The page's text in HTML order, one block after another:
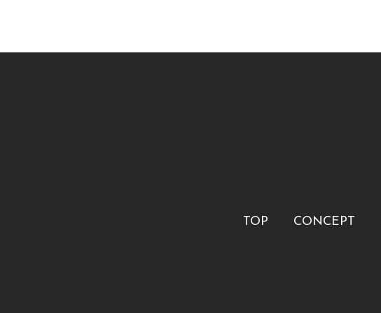
TOP CONCEPT